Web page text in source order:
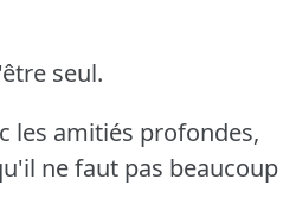
seul.
les amitiés profondes,
ne faut pas beaucoup